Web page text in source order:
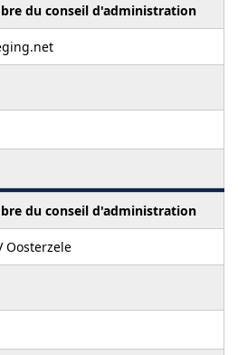
du conseil d'administration
du conseil d'administration
Oosterzele